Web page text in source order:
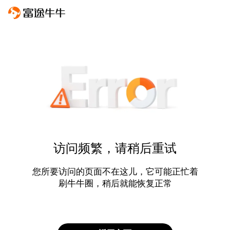
访问频繁，请稍后重试
您所要访问的页面不在这儿，它可能正忙着
刷牛牛圈，稍后就能恢复正常